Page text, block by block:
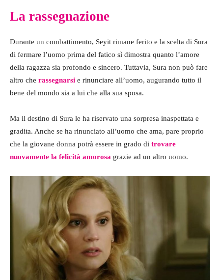
La rassegnazione
Durante un combattimento, Seyit rimane ferito e la scelta di Sura
di fermare l’uomo prima del fatico sì dimostra quanto l’amore
della ragazza sia profondo e sincero. Tuttavia, Sura non può fare
altro che rassegnarsi e rinunciare all’uomo, augurando tutto il
bene del mondo sia a lui che alla sua sposa.
Ma il destino di Sura le ha riservato una sorpresa inaspettata e
gradita. Anche se ha rinunciato all’uomo che ama, pare proprio
che la giovane donna potrà essere in grado di trovare
nuovamente la felicità amorosa grazie ad un altro uomo.